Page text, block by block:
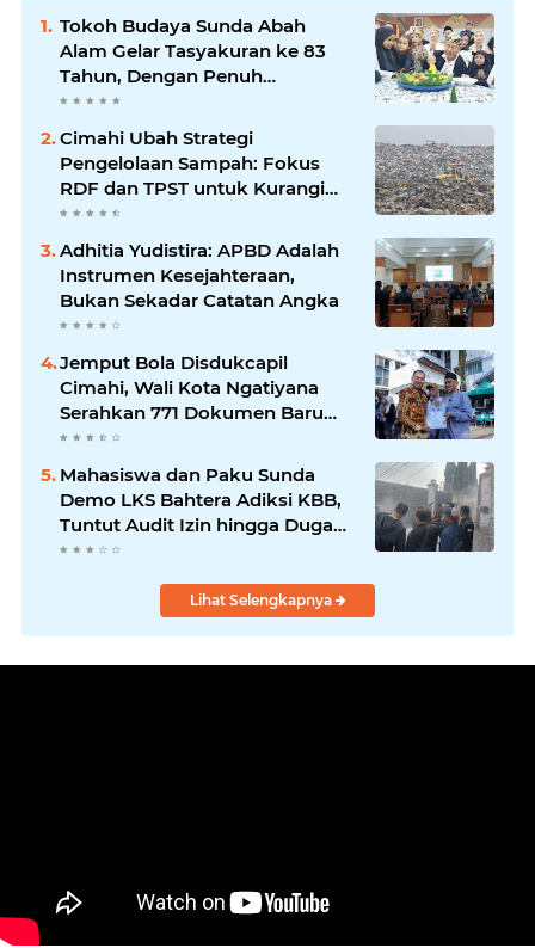
Tokoh Budaya Sunda Abah
Alam Gelar Tasyakuran ke 83
Tahun, Dengan Penuh
Kehangatan
Cimahi Ubah Strategi
Pengelolaan Sampah: Fokus
RDF dan TPST untuk Kurangi
Ketergantungan TPA
Adhitia Yudistira: APBD Adalah
Instrumen Kesejahteraan,
Bukan Sekadar Catatan Angka
Jemput Bola Disdukcapil
Cimahi, Wali Kota Ngatiyana
Serahkan 771 Dokumen Baru
untuk Warga Terdampak Ganti
Nama Jalan
Mahasiswa dan Paku Sunda
Demo LKS Bahtera Adiksi KBB,
Tuntut Audit Izin hingga Dugaan
Tarif Tetap Rehabilitasi
Lihat Selengkapnya